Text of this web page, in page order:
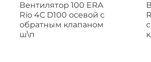
Вентилятор 100 ERA
Rio 4C D100 осевой с
обратным клапаном
ш\п